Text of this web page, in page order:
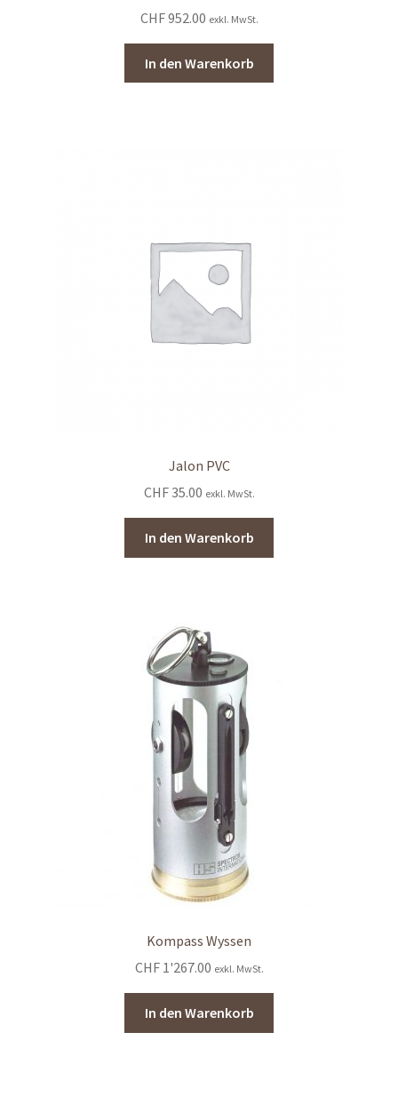
CHF952.00 exkl. MwSt.
In den Warenkorb
Jalon PVC
CHF35.00 exkl. MwSt.
In den Warenkorb
Kompass Wyssen
CHF1'267.00 exkl. MwSt.
In den Warenkorb